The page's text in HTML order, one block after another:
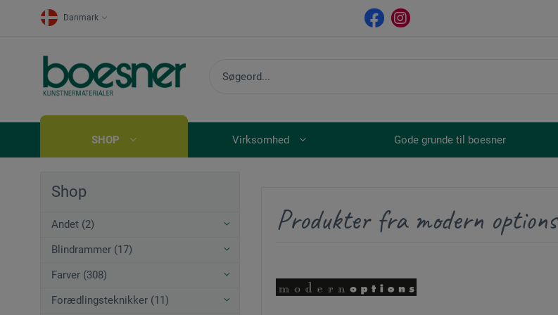
Danmark
SHOP Virksomhed Gode grunde til boesner
Shop
Andet (2)
Blindrammer (17)
Farver (308)
Forædlingsteknikker (11)
Produkter fra modern options